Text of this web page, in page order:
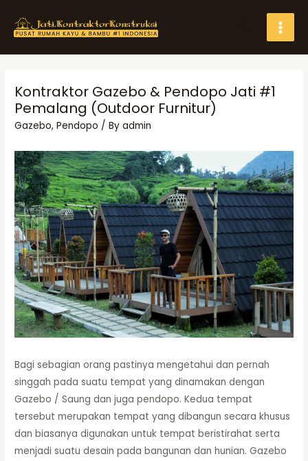
Search
Kontraktor Gazebo & Pendopo Jati #1
Pemalang (Outdoor Furnitur)
Gazebo,Pendopo / Byadmin
Bagi sebagian orang pastinya mengetahui dan pernah
singgah pada suatu tempat yang dinamakan dengan
Gazebo / Saung dan juga pendopo. Kedua tempat
tersebut merupakan tempat yang dibangun secara khusus
dan biasanya digunakan untuk tempat beristirahat serta
menjadi suatu desain pada bangunan dan hunian. Gazebo